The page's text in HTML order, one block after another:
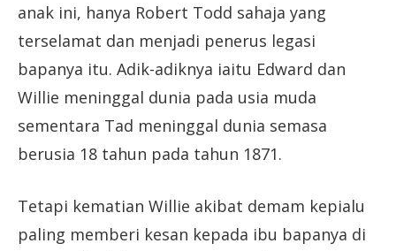
anak ini, hanya Robert Todd sahaja yang
terselamat dan menjadi penerus legasi
bapanya itu. Adik-adiknya iaitu Edward dan
Willie meninggal dunia pada usia muda
sementara Tad meninggal dunia semasa
berusia 18 tahun pada tahun 1871.
Tetapi kematian Willie akibat demam kepialu
paling memberi kesan kepada ibu bapanya di